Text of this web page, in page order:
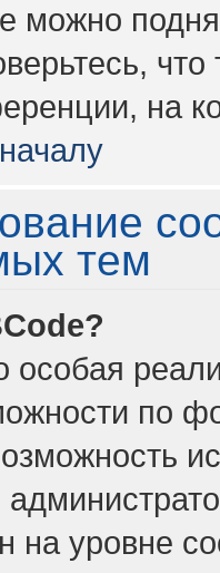
можно
на
тем
особая
по
на уровне